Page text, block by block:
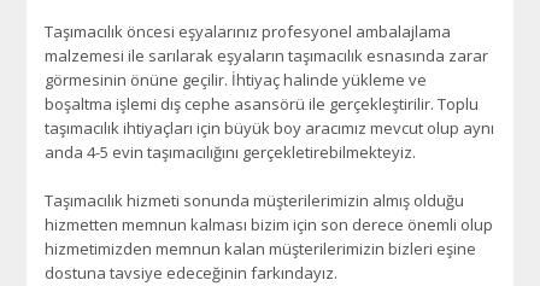
Taşımacılık öncesi eşyalarınız profesyonel ambalajlama
malzemesi ile sarılarak eşyaların taşımacılık esnasında zarar
görmesinin önüne geçilir. İhtiyaç halinde yükleme ve
boşaltma işlemi dış cephe asansörü ile gerçekleştirilir. Toplu
taşımacılık ihtiyaçları için büyük boy aracımız mevcut olup aynı
anda 4-5 evin taşımacılığını gerçekletirebilmekteyiz.
Taşımacılık hizmeti sonunda müşterilerimizin almış olduğu
hizmetten memnun kalması bizim için son derece önemli olup
hizmetimizden memnun kalan müşterilerimizin bizleri eşine
dostuna tavsiye edeceğinin farkındayız.